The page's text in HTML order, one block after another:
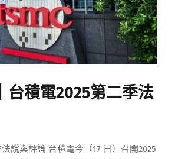
台積電2025第二季法
說與評論 台積電今（17 日）召開2025